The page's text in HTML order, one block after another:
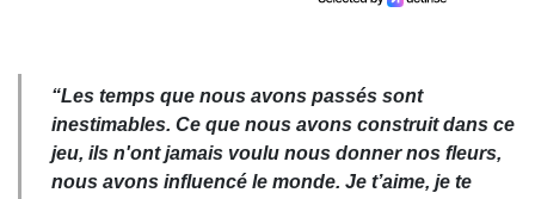
“Les temps que nous avons passés sont
inestimables. Ce que nous avons construit dans ce
jeu, ils n'ont jamais voulu nous donner nos fleurs,
nous avons influencé le monde. Je t’aime, je te